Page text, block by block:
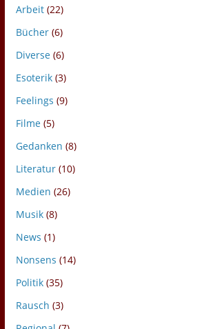
Arbeit(22)
Bücher(6)
Diverse(6)
Esoterik(3)
Feelings (9)
Filme(5)
Gedanken (8)
Literatur(10)
Medien (26)
Musik(8)
News (1)
Nonsens (14)
Politik(35)
Rausch (3)